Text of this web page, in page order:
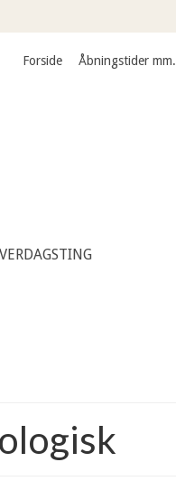
Forside Åbningstider mm.